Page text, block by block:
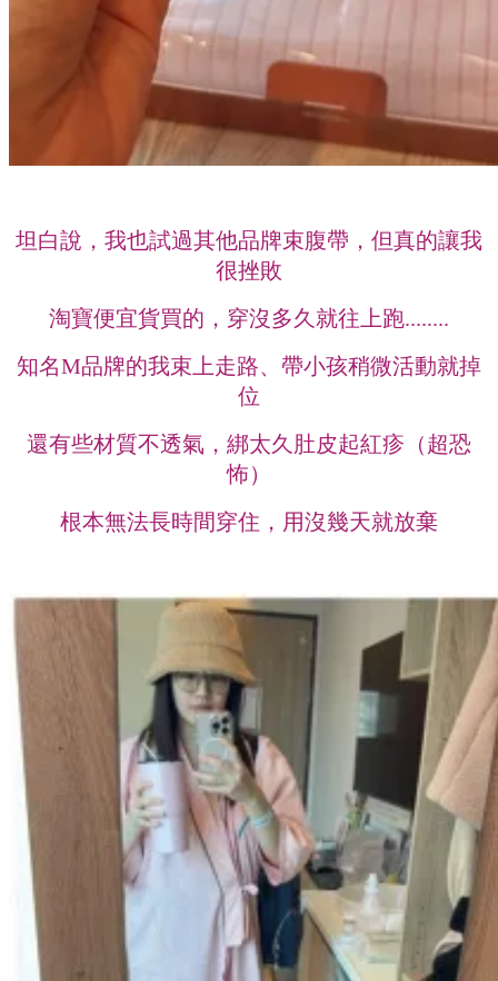
坦白說，我也試過其他品牌束腹帶，但真的讓我
很挫敗
淘寶便宜貨買的，穿沒多久就往上跑........
知名M品牌的我束上走路、帶小孩稍微活動就掉
位
還有些材質不透氣，綁太久肚皮起紅疹（超恐
怖）
根本無法長時間穿住，用沒幾天就放棄